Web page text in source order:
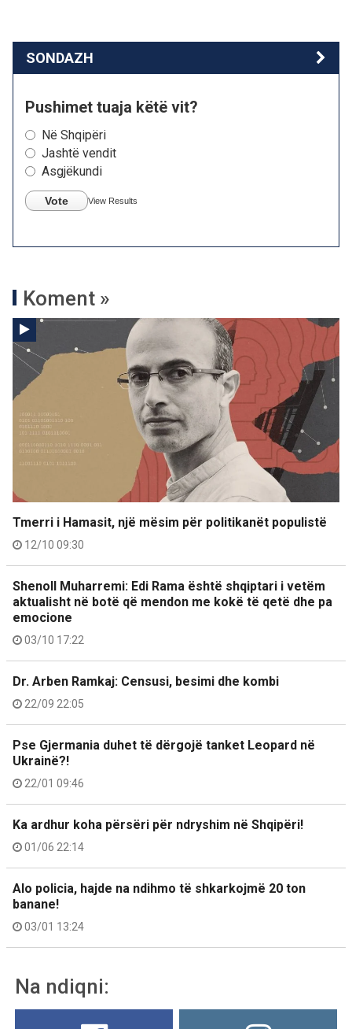
SONDAZH
Pushimet tuaja këtë vit?
Në Shqipëri
Jashtë vendit
Asgjëkundi
Vote View Results
Koment »
Tmerri i Hamasit, një mësim për politikanët populistë
12/10 09:30
Shenoll Muharremi: Edi Rama është shqiptari i vetëm
aktualisht në botë që mendon me kokë të qetë dhe pa
emocione
03/10 17:22
Dr. Arben Ramkaj: Censusi, besimi dhe kombi
22/09 22:05
Pse Gjermania duhet të dërgojë tanket Leopard në
Ukrainë?!
22/01 09:46
Ka ardhur koha përsëri për ndryshim në Shqipëri!
01/06 22:14
Alo policia, hajde na ndihmo të shkarkojmë 20 ton
banane!
03/01 13:24
Na ndiqni: